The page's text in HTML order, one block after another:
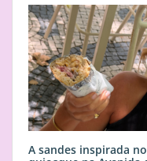
A sandes inspirada